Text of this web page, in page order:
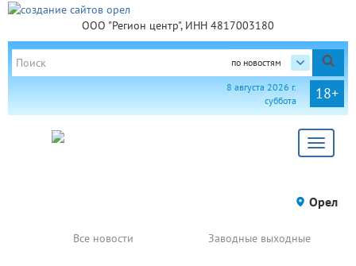
ООО "Регион центр", ИНН 4817003180
по новостям
18+
8 августа 2026 г.
суббота
Toggle
Орел
Все новости Заводные выходные